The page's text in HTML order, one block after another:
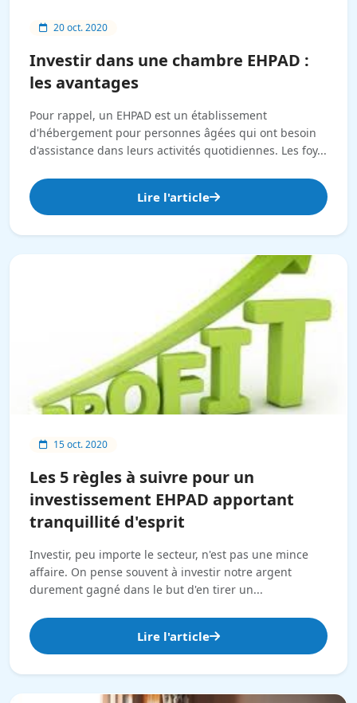
20 oct. 2020
Investir dans une chambre EHPAD :
les avantages
Pour rappel, un EHPAD est un établissement
d'hébergement pour personnes âgées qui ont besoin
d'assistance dans leurs activités quotidiennes. Les foy...
Lire l'article
15 oct. 2020
Les 5 règles à suivre pour un
investissement EHPAD apportant
tranquillité d'esprit
Investir, peu importe le secteur, n'est pas une mince
affaire. On pense souvent à investir notre argent
durement gagné dans le but d'en tirer un...
Lire l'article